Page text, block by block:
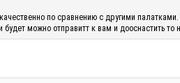
по сравнению с другими
можно отправитт к вам и дооснастить то